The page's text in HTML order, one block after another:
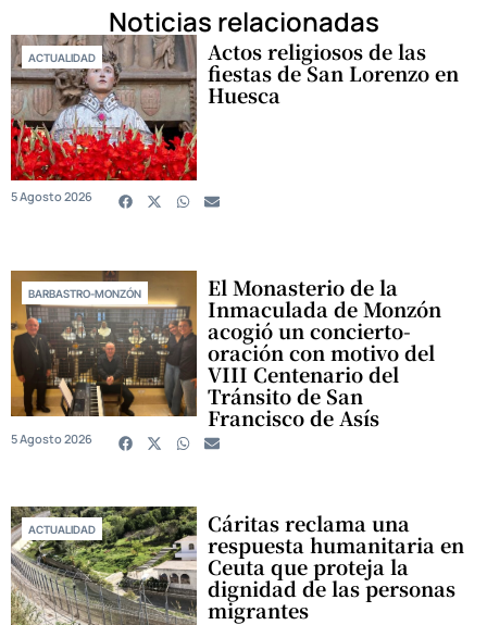
Noticias relacionadas
ACTUALIDAD Actos religiosos de las
fiestas de San Lorenzo en
Huesca
5 Agosto 2026
BARBASTRO-MONZÓN El Monasterio de la
Inmaculada de Monzón
acogió un concierto-
oración con motivo del
VIII Centenario del
Tránsito de San
Francisco de Asís
5 Agosto 2026
ACTUALIDAD Cáritas reclama una
respuesta humanitaria en
Ceuta que proteja la
dignidad de las personas
migrantes